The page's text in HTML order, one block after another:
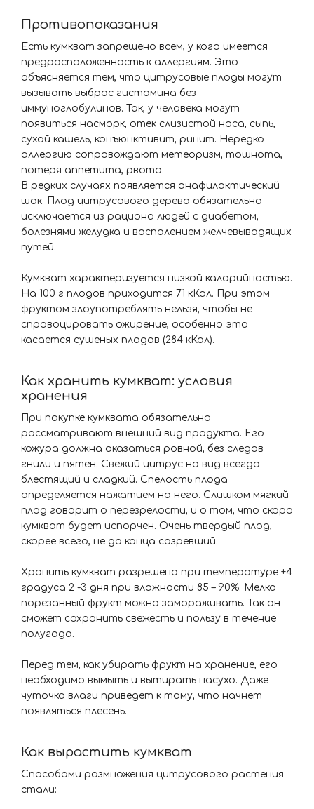
Противопоказания
Есть кумкват запрещено всем, у кого имеется
предрасположенность к аллергиям. Это
объясняется тем, что цитрусовые плоды могут
вызывать выброс гистамина без
иммуноглобулинов. Так, у человека могут
появиться насморк, отек слизистой носа, сыпь,
сухой кашель, конъюнктивит, ринит. Нередко
аллергию сопровождают метеоризм, тошнота,
потеря аппетита, рвота.
В редких случаях появляется анафилактический
шок. Плод цитрусового дерева обязательно
исключается из рациона людей с диабетом,
болезнями желудка и воспалением желчевыводящих
путей.
Кумкват характеризуется низкой калорийностью.
На 100 г плодов приходится 71 кКал. При этом
фруктом злоупотреблять нельзя, чтобы не
спровоцировать ожирение, особенно это
касается сушеных плодов (284 кКал).
Как хранить кумкват: условия
хранения
При покупке кумквата обязательно
рассматривают внешний вид продукта. Его
кожура должна оказаться ровной, без следов
гнили и пятен. Свежий цитрус на вид всегда
блестящий и сладкий. Спелость плода
определяется нажатием на него. Слишком мягкий
плод говорит о перезрелости, и о том, что скоро
кумкват будет испорчен. Очень твердый плод,
скорее всего, не до конца созревший.
Хранить кумкват разрешено при температуре +4
градуса 2 -3 дня при влажности 85 – 90%. Мелко
порезанный фрукт можно замораживать. Так он
сможет сохранить свежесть и пользу в течение
полугода.
Перед тем, как убирать фрукт на хранение, его
необходимо вымыть и вытирать насухо. Даже
чуточка влаги приведет к тому, что начнет
появляться плесень.
Как вырастить кумкват
Способами размножения цитрусового растения
стали: